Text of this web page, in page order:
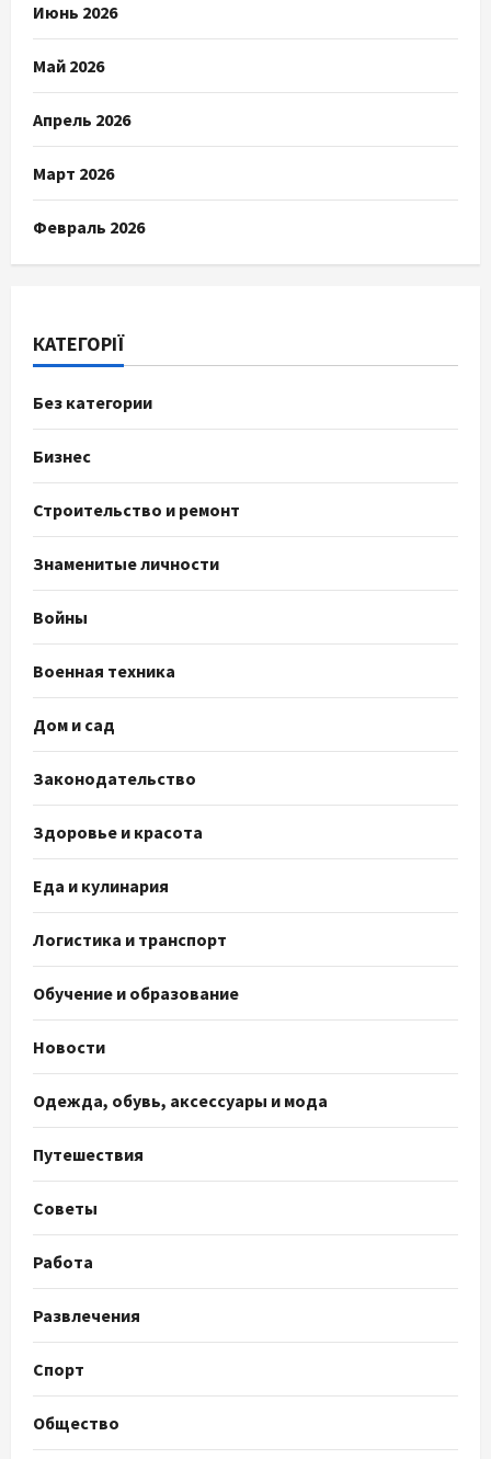
Июнь 2026
Май 2026
Апрель 2026
Март 2026
Февраль 2026
КАТЕГОРІЇ
Без категории
Бизнес
Строительство и ремонт
Знаменитые личности
Войны
Военная техника
Дом и сад
Законодательство
Здоровье и красота
Еда и кулинария
Логистика и транспорт
Обучение и образование
Новости
Одежда, обувь, аксессуары и мода
Путешествия
Советы
Работа
Развлечения
Спорт
Общество